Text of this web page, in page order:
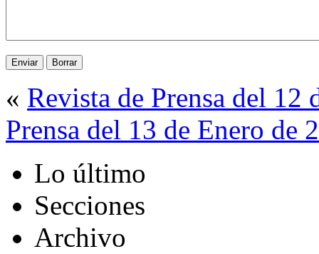
« Revista de Prensa del 12
Prensa del 13 de Enero de
Lo último
Secciones
Archivo